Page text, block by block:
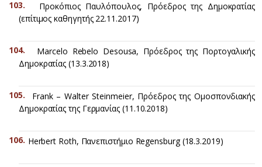
Προκόπιος Παυλόπουλος, Πρόεδρος της Δημοκρατίας
(επίτιμος καθηγητής 22.11.2017)
Marcelo Rebelo Desousa, Πρόεδρος της Πορτογαλικής
Δημοκρατίας (13.3.2018)
Frank – Walter Steinmeier, Πρόεδρος της Ομοσπονδιακής
Δημοκρατίας της Γερμανίας (11.10.2018)
Herbert Roth, Πανεπιστήμιο Regensburg (18.3.2019)